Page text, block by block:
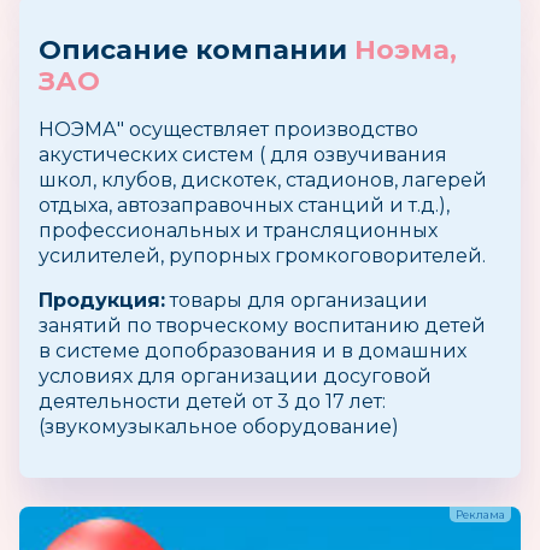
Описание компании Ноэма,
ЗАО
НОЭМА" осуществляет производство
акустических систем ( для озвучивания
школ, клубов, дискотек, стадионов, лагерей
отдыха, автозаправочных станций и т.д.),
профессиональных и трансляционных
усилителей, рупорных громкоговорителей.
Продукция:товары для организации
занятий по творческому воспитанию детей
в системе допобразования и в домашних
условиях для организации досуговой
деятельности детей от 3 до 17 лет:
(звукомузыкальное оборудование)